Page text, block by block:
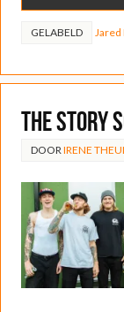
GELABELD Jared
The Story
DOOR IRENE